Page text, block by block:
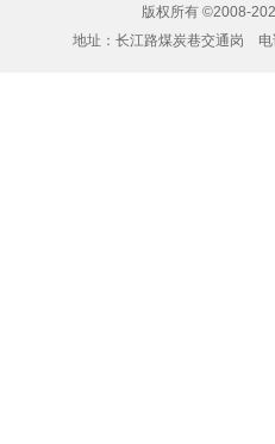
版权所有 ©2008-
地址：长江路煤炭巷交通岗